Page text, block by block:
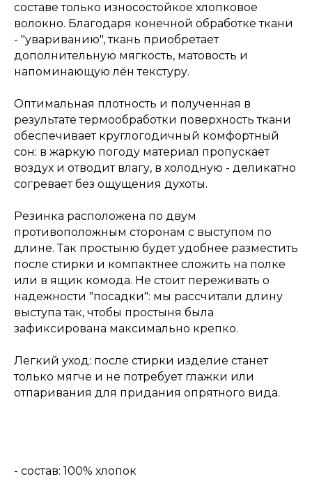
составе только износостойкое хлопковое
волокно. Благодаря конечной обработке ткани
- "увариванию", ткань приобретает
дополнительную мягкость, матовость и
напоминающую лён текстуру.
Оптимальная плотность и полученная в
результате термообработки поверхность ткани
обеспечивает круглогодичный комфортный
сон: в жаркую погоду материал пропускает
воздух и отводит влагу, в холодную - деликатно
согревает без ощущения духоты.
Резинка расположена по двум
противоположным сторонам с выступом по
длине. Так простыню будет удобнее разместить
после стирки и компактнее сложить на полке
или в ящик комода. Не стоит переживать о
надежности "посадки": мы рассчитали длину
выступа так, чтобы простыня была
зафиксирована максимально крепко.
Легкий уход: после стирки изделие станет
только мягче и не потребует глажки или
отпаривания для придания опрятного вида.
- состав: 100% хлопок